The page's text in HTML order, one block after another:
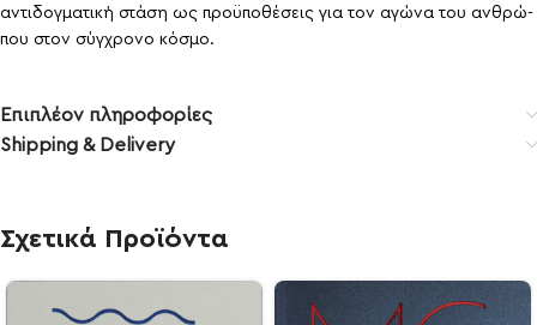
αντιδογματική στάση ως προϋποθέσεις για τον αγώνα του ανθρώ-
που στον σύγχρονο κόσμο.
Επιπλέον πληροφορίες
Shipping & Delivery
Σχετικά Προϊόντα